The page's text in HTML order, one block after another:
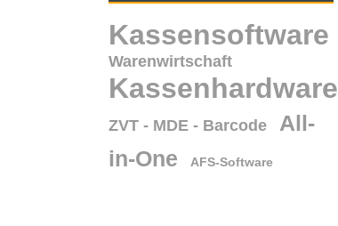
Kassensoftware
Warenwirtschaft
Kassenhardware
ZVT - MDE - Barcode
All-
in-One
AFS-Software